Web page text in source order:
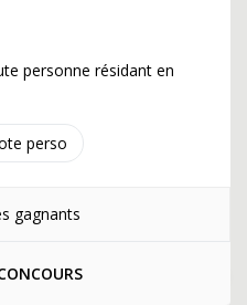
perso
personne résidant en
gagnants